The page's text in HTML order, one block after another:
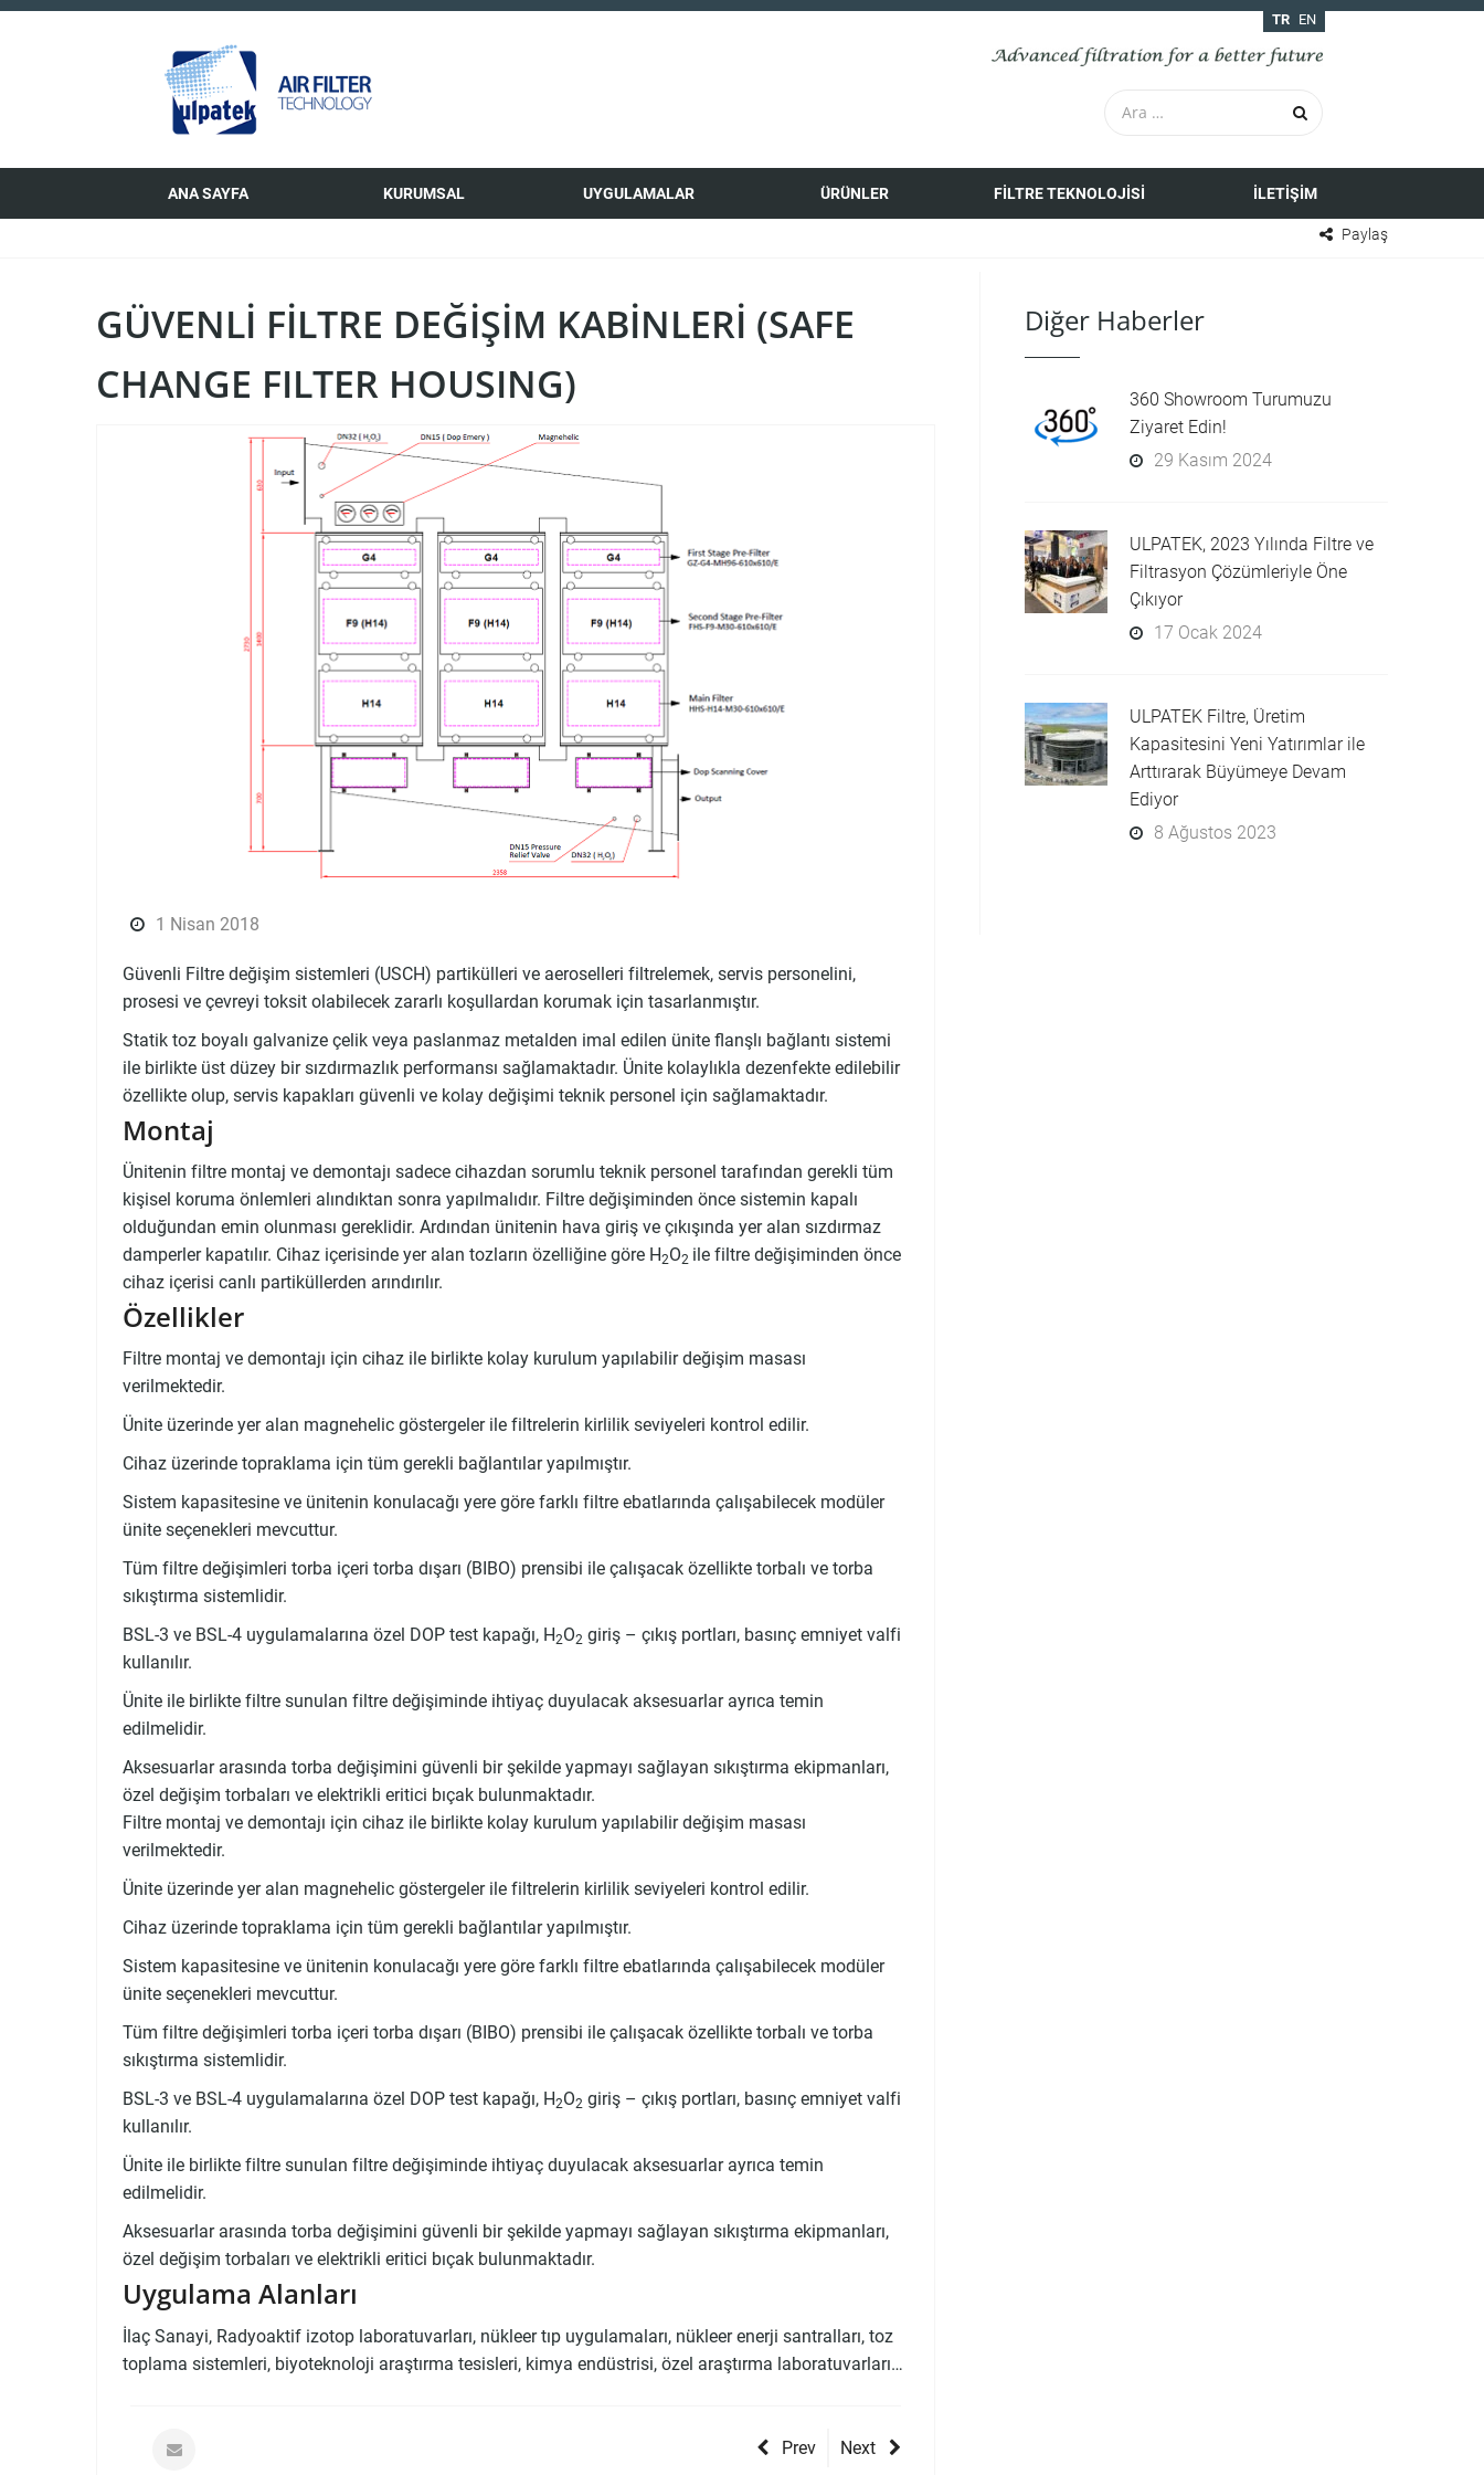
TR EN
ANA SAYFA KURUMSAL UYGULAMALAR ÜRÜNLER FILTRE TEKNOLOJISI İLETIŞIM
Paylaş
GÜVENLI FILTRE DEĞIŞIM KABINLERI (SAFE
CHANGE FILTER HOUSING)
1 Nisan 2018
Güvenli Filtre değişim sistemleri (USCH) partikülleri ve aeroselleri filtrelemek, servis personelini,
prosesi ve çevreyi toksit olabilecek zararlı koşullardan korumak için tasarlanmıştır.
Statik toz boyalı galvanize çelik veya paslanmaz metalden imal edilen ünite flanşlı bağlantı sistemi
ile birlikte üst düzey bir sızdırmazlık performansı sağlamaktadır. Ünite kolaylıkla dezenfekte edilebilir
özellikte olup, servis kapakları güvenli ve kolay değişimi teknik personel için sağlamaktadır.
Montaj
Ünitenin filtre montaj ve demontajı sadece cihazdan sorumlu teknik personel tarafından gerekli tüm
kişisel koruma önlemleri alındıktan sonra yapılmalıdır. Filtre değişiminden önce sistemin kapalı
olduğundan emin olunması gereklidir. Ardından ünitenin hava giriş ve çıkışında yer alan sızdırmaz
damperler kapatılır. Cihaz içerisinde yer alan tozların özelliğine göre H2O2 ile filtre değişiminden önce
cihaz içerisi canlı partiküllerden arındırılır.
Özellikler
Filtre montaj ve demontajı için cihaz ile birlikte kolay kurulum yapılabilir değişim masası
verilmektedir.
Ünite üzerinde yer alan magnehelic göstergeler ile filtrelerin kirlilik seviyeleri kontrol edilir.
Cihaz üzerinde topraklama için tüm gerekli bağlantılar yapılmıştır.
Sistem kapasitesine ve ünitenin konulacağı yere göre farklı filtre ebatlarında çalışabilecek modüler
ünite seçenekleri mevcuttur.
Tüm filtre değişimleri torba içeri torba dışarı (BIBO) prensibi ile çalışacak özellikte torbalı ve torba
sıkıştırma sistemlidir.
BSL-3 ve BSL-4 uygulamalarına özel DOP test kapağı, H2O2 giriş – çıkış portları, basınç emniyet valfi
kullanılır.
Ünite ile birlikte filtre sunulan filtre değişiminde ihtiyaç duyulacak aksesuarlar ayrıca temin
edilmelidir.
Aksesuarlar arasında torba değişimini güvenli bir şekilde yapmayı sağlayan sıkıştırma ekipmanları,
özel değişim torbaları ve elektrikli eritici bıçak bulunmaktadır.
Filtre montaj ve demontajı için cihaz ile birlikte kolay kurulum yapılabilir değişim masası
verilmektedir.
Ünite üzerinde yer alan magnehelic göstergeler ile filtrelerin kirlilik seviyeleri kontrol edilir.
Cihaz üzerinde topraklama için tüm gerekli bağlantılar yapılmıştır.
Sistem kapasitesine ve ünitenin konulacağı yere göre farklı filtre ebatlarında çalışabilecek modüler
ünite seçenekleri mevcuttur.
Tüm filtre değişimleri torba içeri torba dışarı (BIBO) prensibi ile çalışacak özellikte torbalı ve torba
sıkıştırma sistemlidir.
BSL-3 ve BSL-4 uygulamalarına özel DOP test kapağı, H2O2 giriş – çıkış portları, basınç emniyet valfi
kullanılır.
Ünite ile birlikte filtre sunulan filtre değişiminde ihtiyaç duyulacak aksesuarlar ayrıca temin
edilmelidir.
Aksesuarlar arasında torba değişimini güvenli bir şekilde yapmayı sağlayan sıkıştırma ekipmanları,
özel değişim torbaları ve elektrikli eritici bıçak bulunmaktadır.
Uygulama Alanları
İlaç Sanayi, Radyoaktif izotop laboratuvarları, nükleer tıp uygulamaları, nükleer enerji santralları, toz
toplama sistemleri, biyoteknoloji araştırma tesisleri, kimya endüstrisi, özel araştırma laboratuvarları…
Prev Next
Diğer Haberler
360 Showroom Turumuzu
Ziyaret Edin!
29 Kasım 2024
ULPATEK, 2023 Yılında Filtre ve
Filtrasyon Çözümleriyle Öne
Çıkıyor
17 Ocak 2024
ULPATEK Filtre, Üretim
Kapasitesini Yeni Yatırımlar ile
Arttırarak Büyümeye Devam
Ediyor
8 Ağustos 2023